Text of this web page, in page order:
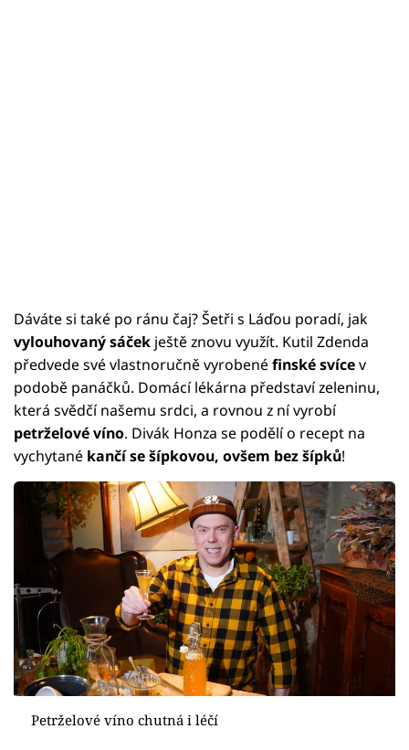
Dáváte si také po ránu čaj? Šetři s Láďou poradí, jak
vylouhovaný sáček ještě znovu využít. Kutil Zdenda
předvede své vlastnoručně vyrobenéfinské svícev
podobě panáčků. Domácí lékárna představí zeleninu,
která svědčí našemu srdci, a rovnou z ní vyrobí
petrželové víno. Divák Honza se podělí o recept na
vychytané kančí se šípkovou, ovšem bez šípků!
Petrželové víno chutná i léčí